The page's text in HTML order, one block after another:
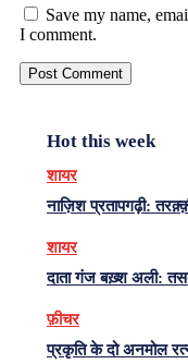
Save my name,
I comment.
Hot this week
शायर
नाज़िश प्रतापगढ़ी:
शायर
दाता गंज बख़्श अली:
फ़ीचर
प्रकृति के दो अनमोल